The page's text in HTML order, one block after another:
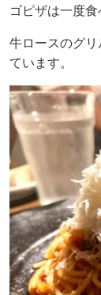
ゴピザは一度食
牛ロースのグ
ています。